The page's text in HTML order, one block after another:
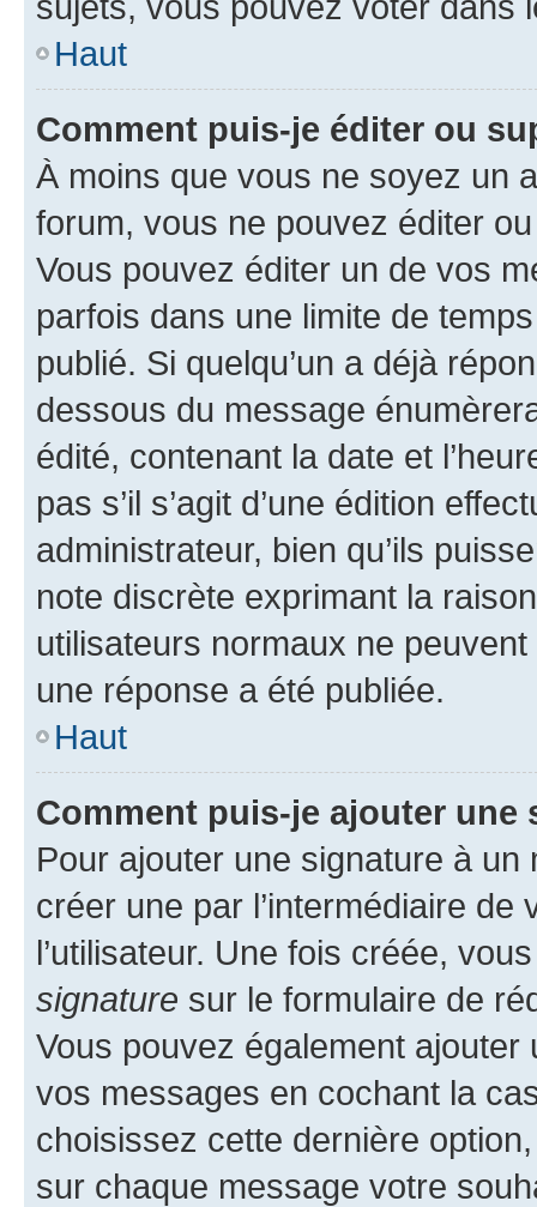
Haut
Comment puis-je éditer ou
À moins que vous ne soyez un
forum, vous ne pouvez éditer
Vous pouvez éditer un de vos
parfois dans une limite de
publié. Si quelqu’un a déjà
dessous du message
édité, contenant la date et
pas s’il s’agit d’une édition
administrateur, bien qu’ils
note discrète exprimant la
utilisateurs normaux ne
une réponse a été publiée.
Haut
Comment puis-je ajouter une
Pour ajouter une signature à un
créer une par l’intermédiaire
l’utilisateur. Une fois créée,
signature sur le formulaire de
Vous pouvez également
vos messages en cochant la
choisissez cette dernière
sur chaque message votre